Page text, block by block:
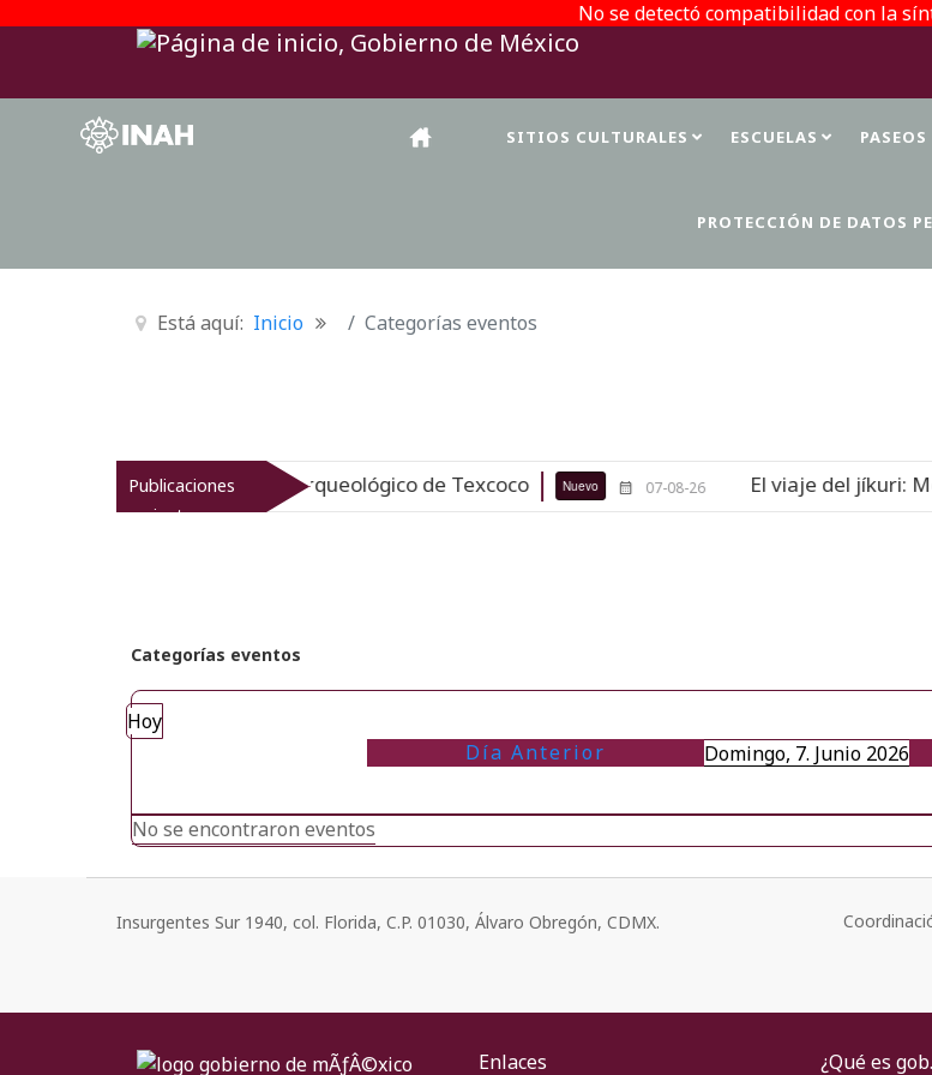
No se detectó compatibilidad con la
SITIOS CULTURALES ESCUELAS
PROTECCIÓN DE DATOS
Está aquí: Inicio Categorías eventos
Publicaciones
recientes
revitaliza el patrimonio arqueológico de Texcoco Nuevo 07-08-26 El viaje del jíkuri:
Categorías eventos
Hoy
Día Anterior
Domingo, 7. Junio 2026
No se encontraron eventos
Insurgentes Sur 1940, col. Florida, C.P. 01030, Álvaro Obregón, CDMX.
Enlaces ¿Qué es